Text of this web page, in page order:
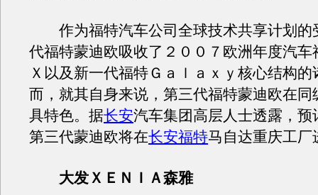
作为福特汽车公司全球技术共享计划的
代福特蒙迪欧吸收了２００７欧洲年度汽车
Ｘ以及新一代福特Ｇａｌａｘｙ核心结构
而，就其自身来说，第三代福特蒙迪欧在同
具特色。据长安汽车集团高层人士透露，预
第三代蒙迪欧将在长安福特马自达重庆工厂
大发ＸＥＮＩＡ森雅